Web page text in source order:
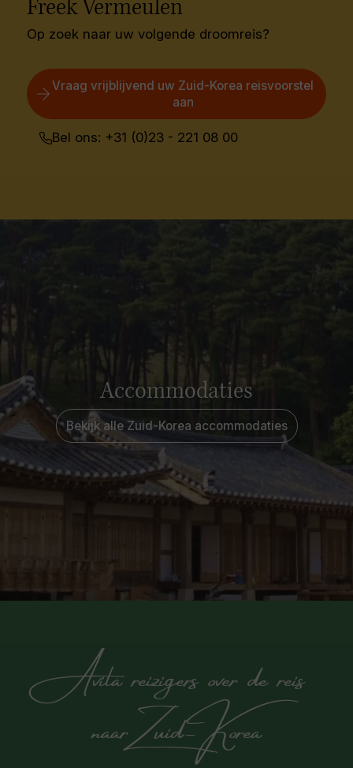
Freek Vermeulen
Op zoek naar uw volgende droomreis?
Vraag vrijblijvend uw Zuid-Korea reisvoorstel
aan
Bel ons: +31 (0)23 - 221 08 00
Accommodaties
Bekijk alle Zuid-Korea accommodaties
Avila reizigers over de reis
naar Zuid-Korea